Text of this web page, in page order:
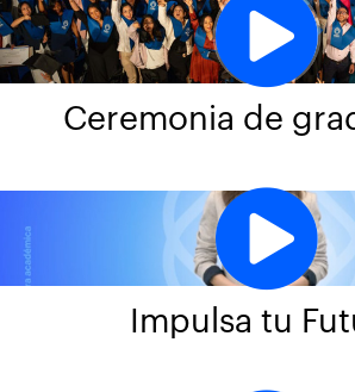
Ceremonia de
Impulsa tu